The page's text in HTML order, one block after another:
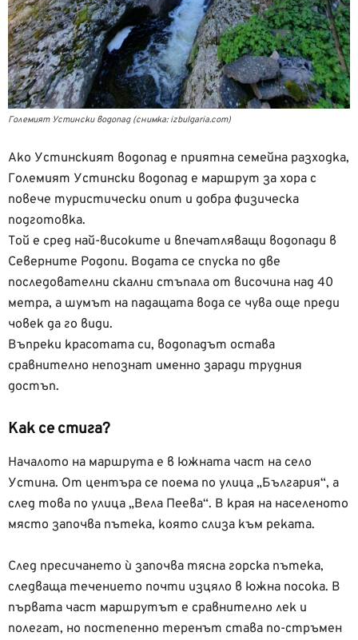
Големият Устински водопад (снимка: izbulgaria.com)
Ако Устинският водопад е приятна семейна разходка,
Големият Устински водопад е маршрут за хора с
повече туристически опит и добра физическа
подготовка.
Той е сред най-високите и впечатляващи водопади в
Северните Родопи. Водата се спуска по две
последователни скални стъпала от височина над 40
метра, а шумът на падащата вода се чува още преди
човек да го види.
Въпреки красотата си, водопадът остава
сравнително непознат именно заради трудния
достъп.
Как се стига?
Началото на маршрута е в южната част на село
Устина. От центъра се поема по улица „България“, а
след това по улица „Вела Пеева“. В края на населеното
място започва пътека, която слиза към реката.
След пресичането ѝ започва тясна горска пътека,
следваща течението почти изцяло в южна посока. В
първата част маршрутът е сравнително лек и
полегат, но постепенно теренът става по-стръмен